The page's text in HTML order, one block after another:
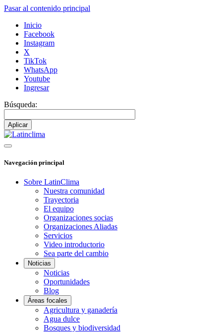
Pasar al contenido principal
Inicio
Facebook
Instagram
X
TikTok
WhatsApp
Youtube
Ingresar
Búsqueda:
Navegación principal
Sobre LatinClima
Nuestra comunidad
Trayectoria
El equipo
Organizaciones socias
Organizaciones Aliadas
Servicios
Video introductorio
Sea parte del cambio
Noticias
Noticias
Oportunidades
Blog
Áreas focales
Agricultura y ganadería
Agua dulce
Bosques y biodiversidad